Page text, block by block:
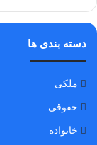
دسته بندی ها
ملکی
حقوقی
خانواده